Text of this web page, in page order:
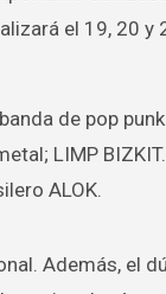
el 19, 20 y
de pop
LIMP
ALOK.
Además, el